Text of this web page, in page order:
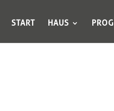
START HAUS